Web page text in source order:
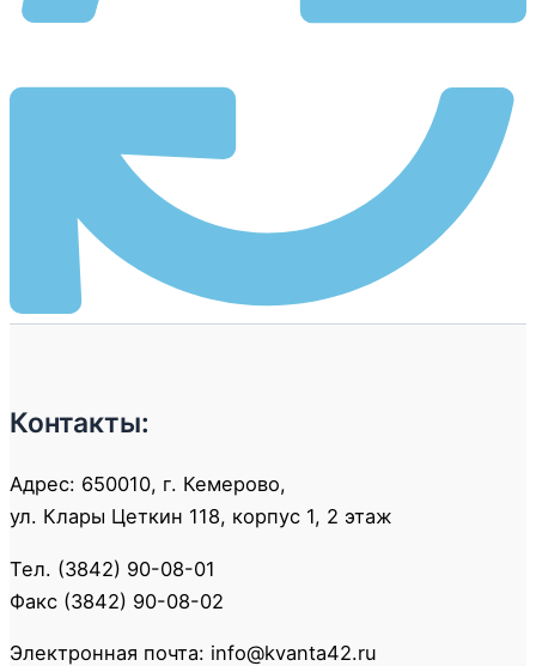
Контакты:
Адрес: 650010, г. Кемерово,
ул. Клары Цеткин 118, корпус 1, 2 этаж
Тел. (3842) 90-08-01
Факс (3842) 90-08-02
Электронная почта: info@kvanta42.ru